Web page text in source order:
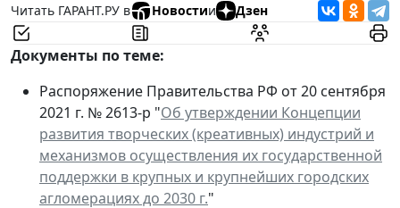
Читать ГАРАНТ.РУ в
Новостии Дзен
Документы по теме:
Распоряжение Правительства РФ от 20 сентября
2021 г. № 2613-р "Об утверждении Концепции
развития творческих (креативных) индустрий и
механизмов осуществления их государственной
поддержки в крупных и крупнейших городских
агломерациях до 2030 г."